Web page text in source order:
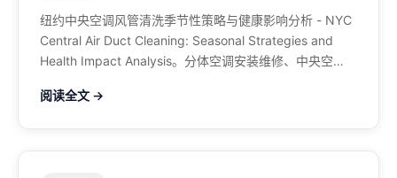
纽约中央空调风管清洗季节性策略与健康影响分析 - NYC
Central Air Duct Cleaning: Seasonal Strategies and
Health Impact Analysis。分体空调安装维修、中央空
话：929-708-8979
阅读全文 →